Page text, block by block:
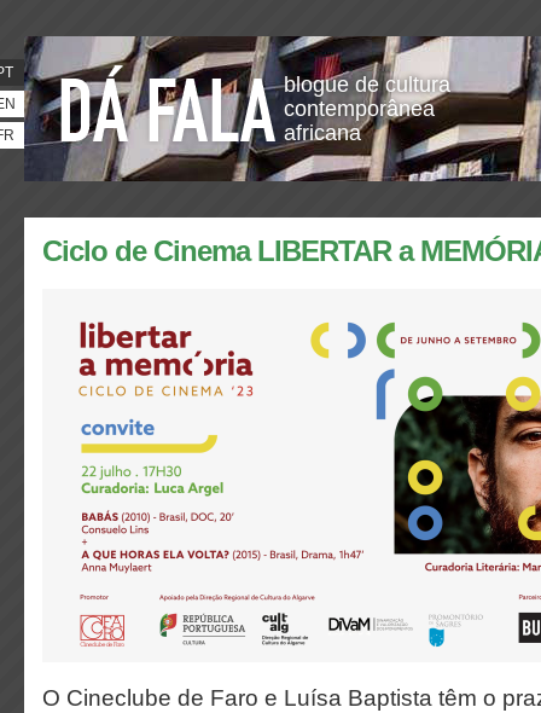
blogue de cultura
contemporânea
africana
Ciclo de Cinema LIBERTAR a
O Cineclube de Faro e Luísa Baptista têm o